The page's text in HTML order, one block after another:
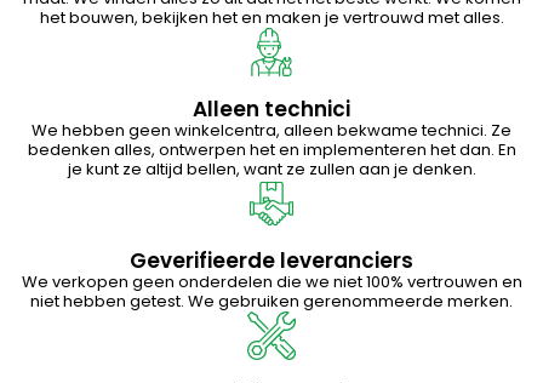
het bouwen, bekijken het en maken je vertrouwd met alles.
Alleen technici
We hebben geen winkelcentra, alleen bekwame technici. Ze
bedenken alles, ontwerpen het en implementeren het dan. En
je kunt ze altijd bellen, want ze zullen aan je denken.
Geverifieerde leveranciers
We verkopen geen onderdelen die we niet 100% vertrouwen en
niet hebben getest. We gebruiken gerenommeerde merken.